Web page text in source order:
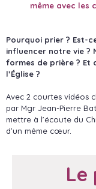
même avec les
Pourquoi prier ? Est-
influencer notre vie ?
formes de prière ? Et
l’Église ?
Avec 2 courtes vidéos
par Mgr Jean-Pierre
mettre à l’écoute du
d’un même cœur.
Le